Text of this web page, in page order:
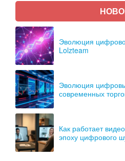
Эволюция
Lolzteam
Эволюция
современных
Как работает
эпоху цифрового